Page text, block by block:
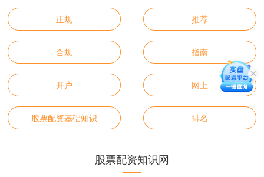
正规 推荐
合规 指南
开户 网上
股票配资基础知识 排名
股票配资知识网